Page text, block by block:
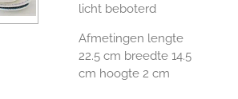
licht beboterd
Afmetingen lengte
22.5 cm breedte 14.5
cm hoogte 2 cm